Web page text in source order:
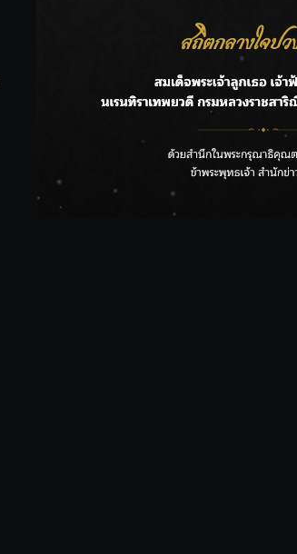
ลาโลกนี้ ให้ใส่บาตรสิ่งนั้นไว้ตอนยังมี
ราชเลขานุการในพระองค์ฯ ติดตามโ
ทรายใต้ เสริมความมั่นคงน้ำเพชรบุรี
ตรอง “G.O.A.T”
กรมชลฯ เกาะติดฝนทั่วประเทศ เตรีย